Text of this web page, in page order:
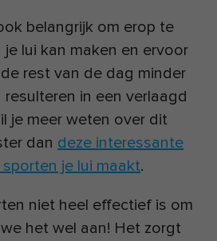
belangrijk om erop te
lui kan maken en ervoor
rest van de dag minder
in een verlaagd
je meer weten over dit
dan deze interessante
je lui maakt.
niet heel effectief is om
het wel aan! Het zorgt